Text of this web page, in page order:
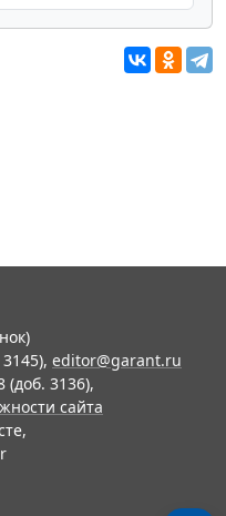
editor@garant.ru
(доб. 3136),
сайта